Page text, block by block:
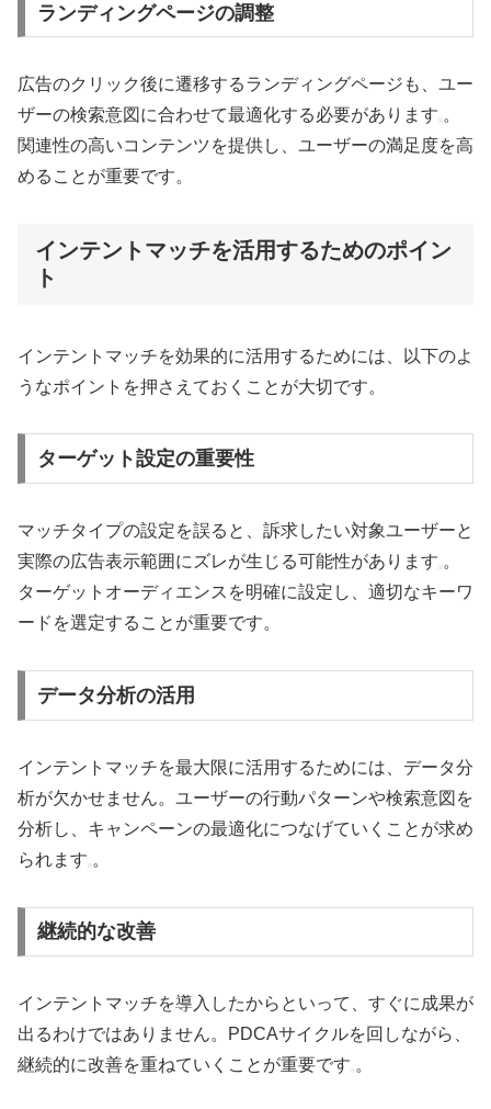
ランディングページの調整
広告のクリック後に遷移するランディングページも、ユー
ザーの検索意図に合わせて最適化する必要があります 。
関連性の高いコンテンツを提供し、ユーザーの満足度を高
めることが重要です。
インテントマッチを活用するためのポイン
ト
インテントマッチを効果的に活用するためには、以下のよ
うなポイントを押さえておくことが大切です。
ターゲット設定の重要性
マッチタイプの設定を誤ると、訴求したい対象ユーザーと
実際の広告表示範囲にズレが生じる可能性があります 。
ターゲットオーディエンスを明確に設定し、適切なキーワ
ードを選定することが重要です。
データ分析の活用
インテントマッチを最大限に活用するためには、データ分
析が欠かせません。ユーザーの行動パターンや検索意図を
分析し、キャンペーンの最適化につなげていくことが求め
られます 。
継続的な改善
インテントマッチを導入したからといって、すぐに成果が
出るわけではありません。PDCAサイクルを回しながら、
継続的に改善を重ねていくことが重要です 。